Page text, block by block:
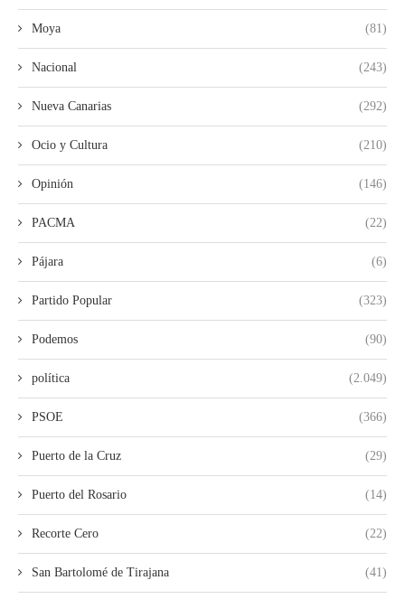
Moya (81)
Nacional (243)
Nueva Canarias (292)
Ocio y Cultura (210)
Opinión (146)
PACMA (22)
Pájara (6)
Partido Popular (323)
Podemos (90)
política (2.049)
PSOE (366)
Puerto de la Cruz (29)
Puerto del Rosario (14)
Recorte Cero (22)
San Bartolomé de Tirajana (41)